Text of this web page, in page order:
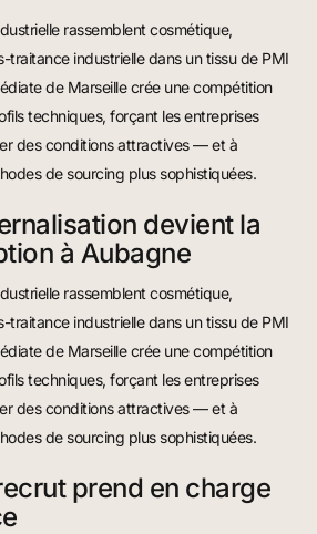
rassemblent cosmétique,
traitance industrielle dans un tissu de PMI
de Marseille crée une compétition
techniques, forçant les entreprises
des conditions attractives — et à
de sourcing plus sophistiquées.
devient la
à Aubagne
rassemblent cosmétique,
traitance industrielle dans un tissu de PMI
de Marseille crée une compétition
techniques, forçant les entreprises
des conditions attractives — et à
de sourcing plus sophistiquées.
prend en charge